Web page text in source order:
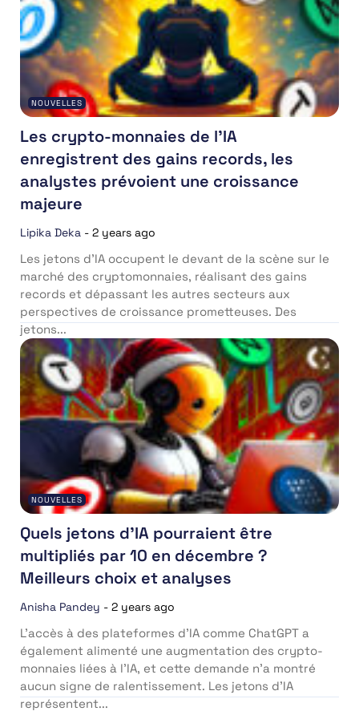
NOUVELLES
Les crypto-monnaies de l’IA
enregistrent des gains records, les
analystes prévoient une croissance
majeure
Lipika Deka - 2 years ago
Les jetons d’IA occupent le devant de la scène sur le
marché des cryptomonnaies, réalisant des gains
records et dépassant les autres secteurs aux
perspectives de croissance prometteuses. Des
jetons...
NOUVELLES
Quels jetons d’IA pourraient être
multipliés par 10 en décembre ?
Meilleurs choix et analyses
Anisha Pandey - 2 years ago
L’accès à des plateformes d’IA comme ChatGPT a
également alimenté une augmentation des crypto-
monnaies liées à l’IA, et cette demande n’a montré
aucun signe de ralentissement. Les jetons d’IA
représentent...